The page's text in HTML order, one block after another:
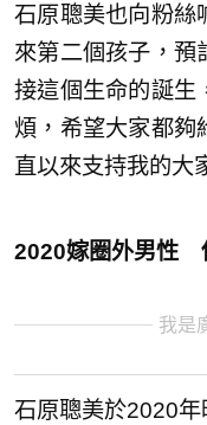
石原聰美也向粉絲
來第二個孩子，預
接這個生命的誕生
煩，希望大家都夠
直以來支持我的大
2020嫁圈外男性
我是
石原聰美於2020